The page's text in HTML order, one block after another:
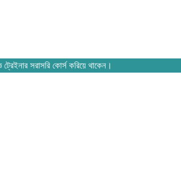
সরাসরি কোর্স করিয়ে থাকেন।